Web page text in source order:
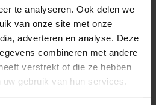
te analyseren. Ook delen we
van onze site met onze
adverteren en analyse. Deze
combineren met andere
verstrekt of die ze hebben
gebruik van hun services.